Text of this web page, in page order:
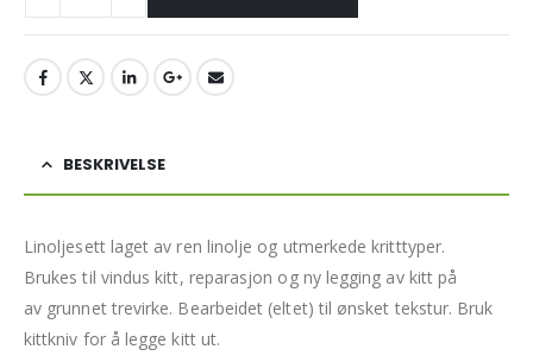
BESKRIVELSE
Linoljesett laget av ren linolje og utmerkede kritttyper.
Brukes til vindus kitt, reparasjon og ny legging av kitt på
av grunnet trevirke. Bearbeidet (eltet) til ønsket tekstur. Bruk
kittkniv for å legge kitt ut.